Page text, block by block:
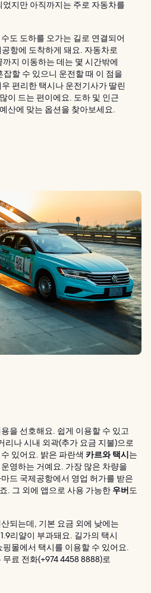
지만 아직까지는 주로 자동차를
도 도하를 오가는 길로 연결되어
항에 도착하게 돼요. 자동차로
지 이동하는 데는 몇 시간밖에
할 수 있으니 운전할 때 이 점을
편리한 택시나 운전기사가 딸린
이 드는 편이에요. 도하 및 인근
산에 맞는 옵션을 찾아보세요.
을 선호해요. 쉽게 이용할 수 있고
리나 시내 외곽(추가 요금 지불)으로
있어요. 밝은 파란색 카르와 택시 는
영하는 거예요. 가장 많은 차량을
드 국제공항에서 영업 허가를 받은
. 그 외에 앱으로 사용 가능한 우버 도
되는데, 기본 요금 외에 낮에는
리얄이 부과돼요. 길가의 택시
몰에서 택시를 이용할 수 있어요.
료 전화(+974 4458 8888)로